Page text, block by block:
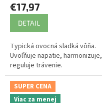
€17,97
DETAIL
Typická ovocná sladká vôňa.
Uvoľňuje napätie, harmonizuje,
reguluje trávenie.
SUPER CENA
Viac za menej